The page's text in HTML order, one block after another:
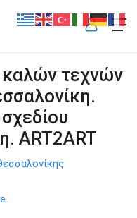
καλών τεχνών
ART2ART